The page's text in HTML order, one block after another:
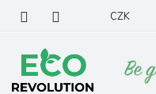
obsah
CZK